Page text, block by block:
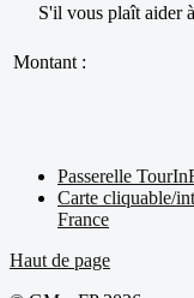
S'il vous plaît aider
Montant :
Passerelle
Carte cliquable/
France
Haut de page